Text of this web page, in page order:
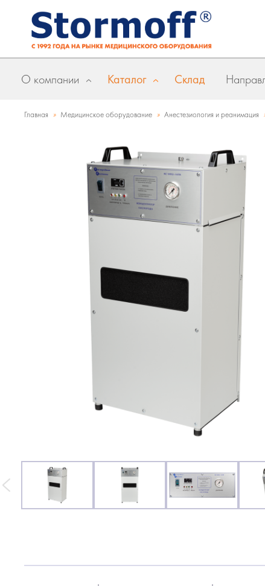
О компании Каталог Склад
Главная » Медицинское оборудование » Анестезиология и реанимация